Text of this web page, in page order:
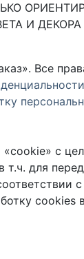
И
Все
«cookie» с
т.ч. для
с
cookies